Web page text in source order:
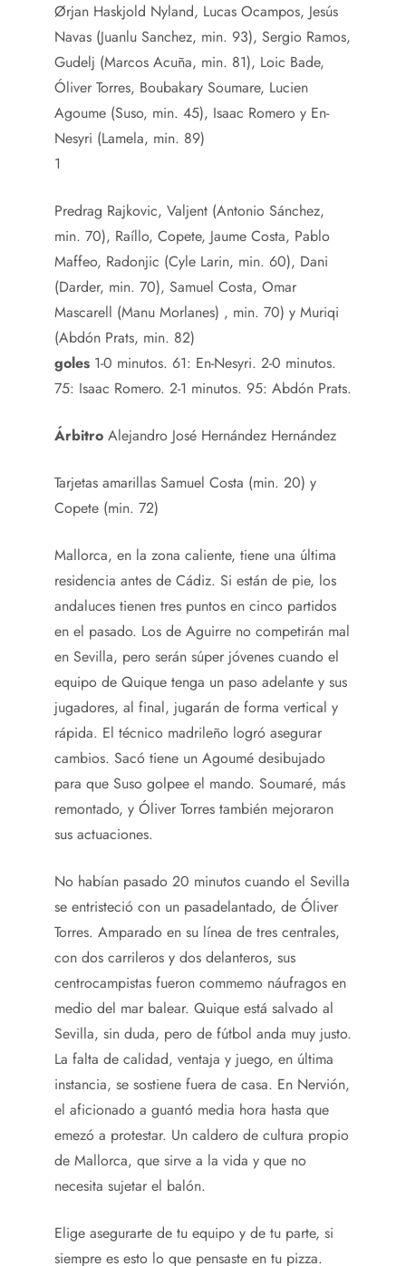
Ørjan Haskjold Nyland, Lucas Ocampos, Jesús
Navas (Juanlu Sanchez, min. 93), Sergio Ramos,
Gudelj (Marcos Acuña, min. 81), Loic Bade,
Óliver Torres, Boubakary Soumare, Lucien
Agoume (Suso, min. 45), Isaac Romero y En-
Nesyri (Lamela, min. 89)
1
Predrag Rajkovic, Valjent (Antonio Sánchez,
min. 70), Raíllo, Copete, Jaume Costa, Pablo
Maffeo, Radonjic (Cyle Larin, min. 60), Dani
(Darder, min. 70), Samuel Costa, Omar
Mascarell (Manu Morlanes) , min. 70) y Muriqi
(Abdón Prats, min. 82)
goles 1-0 minutos. 61: En-Nesyri. 2-0 minutos.
75: Isaac Romero. 2-1 minutos. 95: Abdón Prats.
Árbitro Alejandro José Hernández Hernández
Tarjetas amarillas Samuel Costa (min. 20) y
Copete (min. 72)
Mallorca, en la zona caliente, tiene una última
residencia antes de Cádiz. Si están de pie, los
andaluces tienen tres puntos en cinco partidos
en el pasado. Los de Aguirre no competirán mal
en Sevilla, pero serán súper jóvenes cuando el
equipo de Quique tenga un paso adelante y sus
jugadores, al final, jugarán de forma vertical y
rápida. El técnico madrileño logró asegurar
cambios. Sacó tiene un Agoumé desibujado
para que Suso golpee el mando. Soumaré, más
remontado, y Óliver Torres también mejoraron
sus actuaciones.
No habían pasado 20 minutos cuando el Sevilla
se entristeció con un pasadelantado, de Óliver
Torres. Amparado en su línea de tres centrales,
con dos carrileros y dos delanteros, sus
centrocampistas fueron commemo náufragos en
medio del mar balear. Quique está salvado al
Sevilla, sin duda, pero de fútbol anda muy justo.
La falta de calidad, ventaja y juego, en última
instancia, se sostiene fuera de casa. En Nervión,
el aficionado a guantó media hora hasta que
emezó a protestar. Un caldero de cultura propio
de Mallorca, que sirve a la vida y que no
necesita sujetar el balón.
Elige asegurarte de tu equipo y de tu parte, si
siempre es esto lo que pensaste en tu pizza.